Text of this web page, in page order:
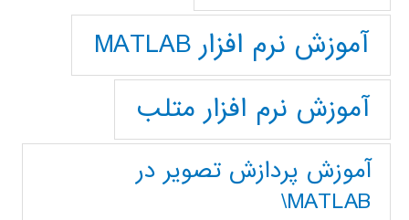
آموزش نرم افزار MATLAB
آموزش نرم افزار متلب
آموزش پردازش تصوير در
MATLAB\